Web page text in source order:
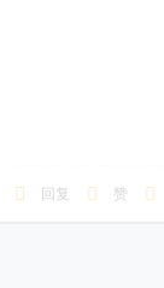
回复 赞